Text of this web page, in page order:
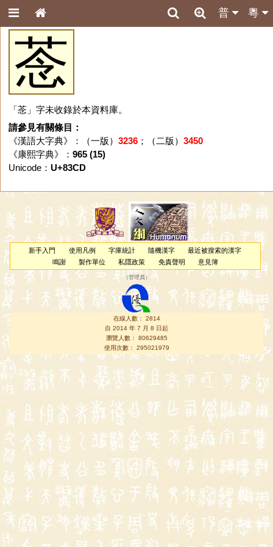
粵
普
菍
「菍」字未收錄於本資料庫。
請參見有關條目：
《漢語大字典》：（一版） 3236；（二版） 3450
《康熙字典》： 965 (15)
Unicode： U+83CD
新手入門 使用凡例 字庫統計 隨機漢字
最近被搜索的漢字
鳴謝
製作單位 私隱政策 免責聲明 意見簿
（管理員 ）
在線人數： 2814
自 2014 年 7 月 8 日起
瀏覽人數： 80629485
使用次數： 295021979